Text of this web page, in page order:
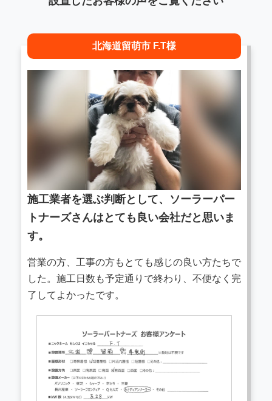
北海道留萌市 F.T様
施工業者を選ぶ判断として、ソーラーパー
トナーズさんはとても良い会社だと思いま
す。
営業の方、工事の方もとても感じの良い方たちで
した。施工日数も予定通りで終わり、不便なく完
了してよかったです。